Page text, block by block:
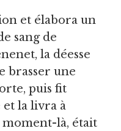
et élabora un
sang de
la déesse
brasser une
puis fit
la livra à
moment-là, était